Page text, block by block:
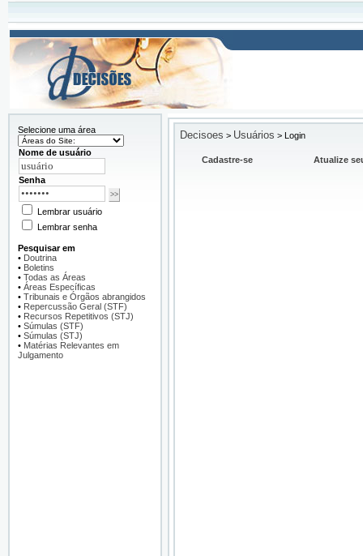
Selecione uma área
Nome de usuário
Senha
Lembrar usuário
Lembrar senha
Pesquisar em
• Doutrina
• Boletins
• Todas as Áreas
• Áreas Específicas
• Tribunais e Órgãos abrangidos
• Repercussão Geral (STF)
• Recursos Repetitivos (STJ)
• Súmulas (STF)
• Súmulas (STJ)
• Matérias Relevantes em
Julgamento
Decisoes > Usuários > Login
Cadastre-se Atualize